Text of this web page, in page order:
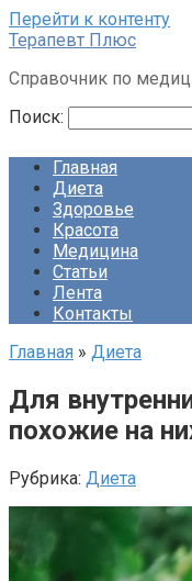
Перейти к контенту
Терапевт Плюс
Справочник по
Поиск:
Главная
Диета
Здоровье
Красота
Медицина
Статьи
Лента
Контакты
Главная » Диета
Для
похожие на
Рубрика: Диета